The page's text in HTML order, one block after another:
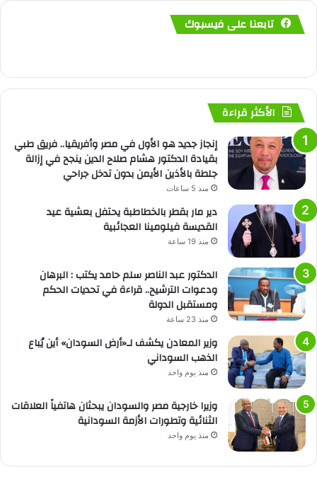
تابعنا على فيسبوك
الأكثر قراءة
إنجاز جديد هو الأول في مصر وأفريقيا.. فريق طبي
بقيادة الدكتور هشام صلاح الدين ينجح في إزالة
جلطة بالأذين الأيمن بدون تدخل جراحي
منذ 5 ساعات
دير مار بقطر بالخطاطبة يحتفل بعشية عيد
القديسة فيلومينا العجائبية
منذ 19 ساعة
الدكتور عبد الناصر سلم حامد يكتب : البرهان
ودعوات الترشيح.. قراءة في تحديات الحكم
ومستقبل الدولة
منذ 23 ساعة
وزير المعادن يكشف لـ«أرض السودان» أين يُباع
الذهب السوداني
منذ يوم واحد
وزيرا خارجية مصر والسودان يبحثان هاتفياً العلاقات
الثنائية وتطورات الأزمة السودانية
منذ يوم واحد